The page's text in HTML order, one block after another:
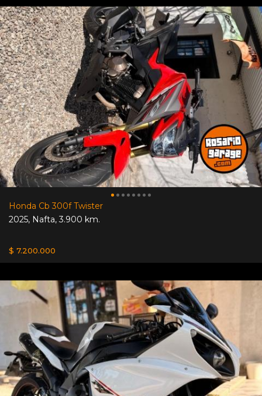
Honda Cb 300f Twister
2025, Nafta,3.900 km.
$ 7.200.000